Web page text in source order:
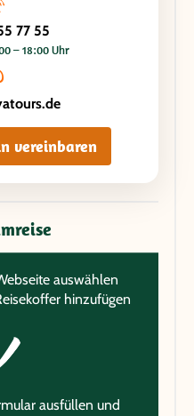
77 55
– 18:00 Uhr
vereinbaren
auswählen
hinzufügen
ausfüllen und